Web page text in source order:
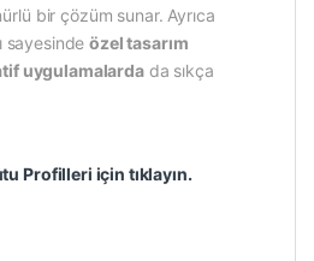
bir çözüm sunar. Ayrıca
sayesindeözel tasarım
uygulamalardada sıkça
Profilleri için tıklayın.